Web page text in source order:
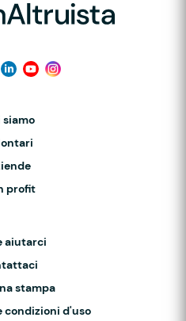
siamo
profit
aiutarci
stampa
condizioni d'uso